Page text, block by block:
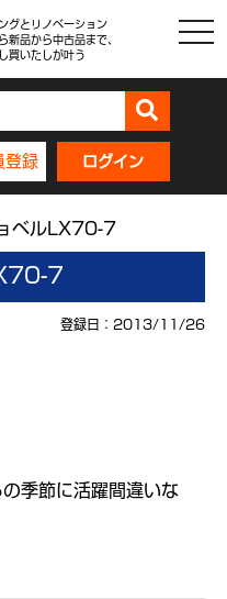
グとリノベーション
新品から中古品まで、
買いたしが叶う
登録 ログイン
ベルLX70-7
7
登録日：2013/11/26
季節に活躍間違いな